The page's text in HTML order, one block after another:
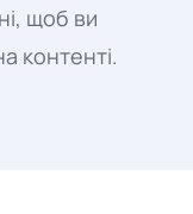
щоб ви
контенті.